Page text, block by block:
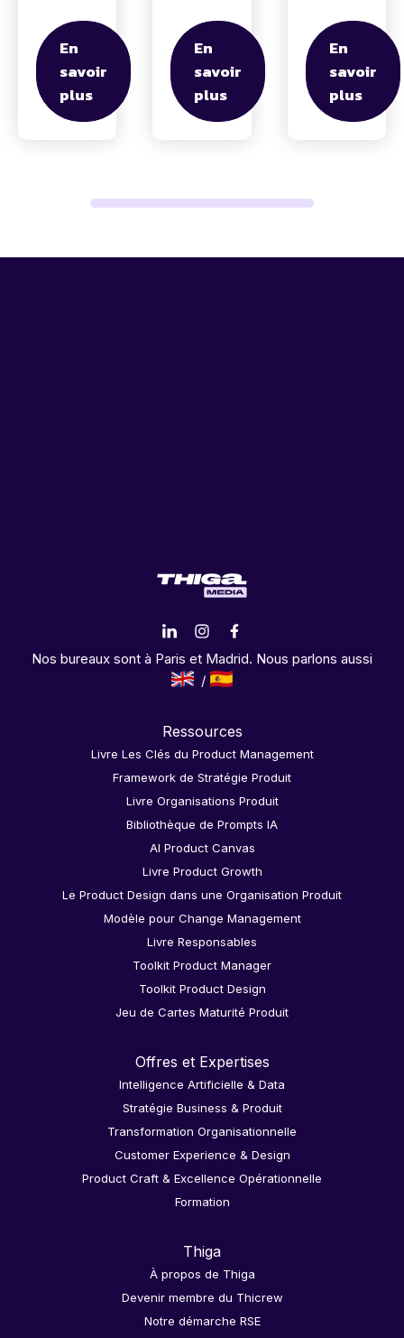
En
savoir
plus
En
savoir
plus
En
savoir
plus
Nos bureaux sont à Paris et Madrid. Nous parlons aussi
Ressources
Livre Les Clés du Product Management
Framework de Stratégie Produit
Livre Organisations Produit
Bibliothèque de Prompts IA
AI Product Canvas
Livre Product Growth
Le Product Design dans une Organisation Produit
Modèle pour Change Management
Livre Responsables
Toolkit Product Manager
Toolkit Product Design
Jeu de Cartes Maturité Produit
Offres et Expertises
Intelligence Artificielle & Data
Stratégie Business & Produit
Transformation Organisationnelle
Customer Experience & Design
Product Craft & Excellence Opérationnelle
Formation
Thiga
À propos de Thiga
Devenir membre du Thicrew
Notre démarche RSE